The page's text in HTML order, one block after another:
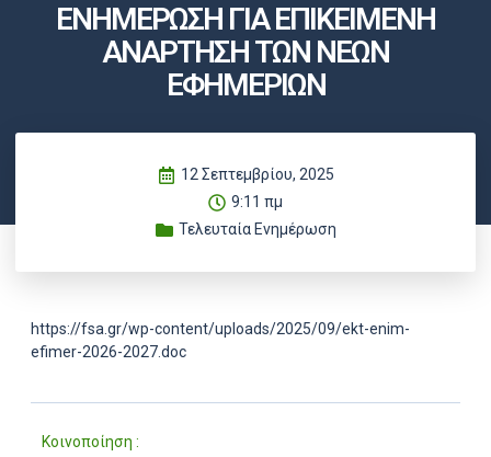
ΕΝΗΜΕΡΩΣΗ ΓΙΑ ΕΠΙΚΕΙΜΕΝΗ
ΑΝΑΡΤΗΣΗ ΤΩΝ ΝΕΩΝ
ΕΦΗΜΕΡΙΩΝ
12 Σεπτεμβρίου, 2025
9:11 πμ
Τελευταία Ενημέρωση
https://fsa.gr/wp-content/uploads/2025/09/ekt-enim-
efimer-2026-2027.doc
Κοινοποίηση :